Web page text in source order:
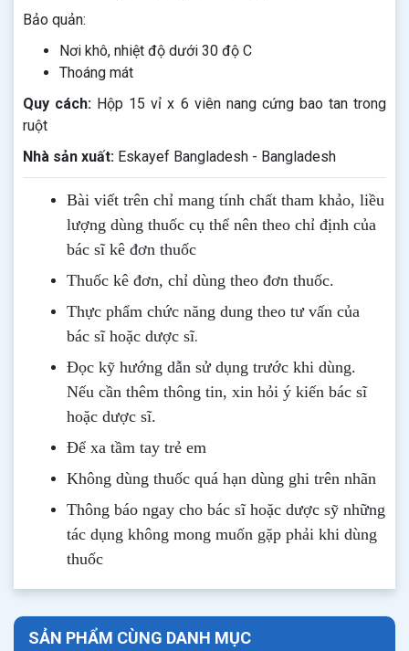
Bảo quản:
Nơi khô, nhiệt độ dưới 30 độ C
Thoáng mát
Quy cách: Hộp 15 vỉ x 6 viên nang cứng bao tan trong
ruột
Nhà sản xuất: Eskayef Bangladesh - Bangladesh
Bài viết trên chỉ mang tính chất tham khảo, liều
lượng dùng thuốc cụ thể nên theo chỉ định của
bác sĩ kê đơn thuốc
Thuốc kê đơn, chỉ dùng theo đơn thuốc.
Thực phẩm chức năng dung theo tư vấn của
bác sĩ hoặc dược sĩ.
Đọc kỹ hướng dẫn sử dụng trước khi dùng.
Nếu cần thêm thông tin, xin hỏi ý kiến bác sĩ
hoặc dược sĩ.
Để xa tầm tay trẻ em
Không dùng thuốc quá hạn dùng ghi trên nhãn
Thông báo ngay cho bác sĩ hoặc dược sỹ những
tác dụng không mong muốn gặp phải khi dùng
thuốc
SẢN PHẨM CÙNG DANH MỤC